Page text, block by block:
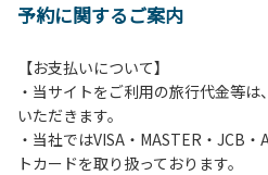
ら午前10時までの間にゴミステー
は、お持ち帰りをお願いします。
【禁止事項】
カラオケ、発電機、地面での直
ァイヤー、打ち上げ式花火、テン
予約に関するご案内
【お支払いについて】
・当サイトをご利用の旅行代金等
いただきます。
・当社ではVISA・MASTER・JCB
トカードを取り扱っております。